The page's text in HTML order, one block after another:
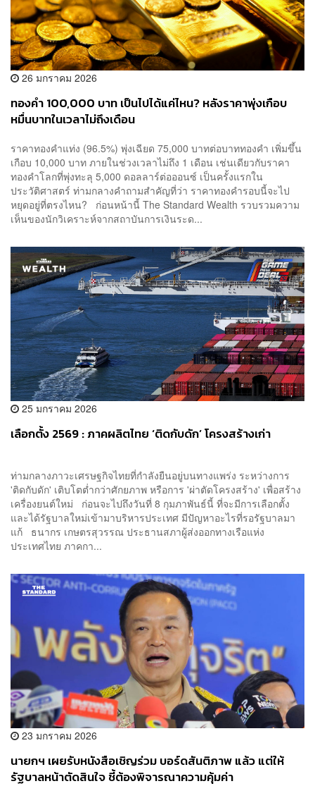
26 มกราคม 2026
ทองคำ 100,000 บาท เป็นไปได้แค่ไหน? หลังราคาพุ่งเกือบ
หมื่นบาทในเวลาไม่ถึงเดือน
ราคาทองคำแท่ง (96.5%) พุ่งเฉียด 75,000 บาทต่อบาททองคำ เพิ่มขึ้น
เกือบ 10,000 บาท ภายในช่วงเวลาไม่ถึง 1 เดือน เช่นเดียวกับราคา
ทองคำโลกที่พุ่งทะลุ 5,000 ดอลลาร์ต่อออนซ์ เป็นครั้งแรกใน
ประวัติศาสตร์ ท่ามกลางคำถามสำคัญที่ว่า ราคาทองคำรอบนี้จะไป
หยุดอยู่ที่ตรงไหน? ก่อนหน้านี้ The Standard Wealth รวบรวมความ
เห็นของนักวิเคราะห์จากสถาบันการเงินระด...
25 มกราคม 2026
เลือกตั้ง 2569 : ภาคผลิตไทย ‘ติดกับดัก’ โครงสร้างเก่า
ท่ามกลางภาวะเศรษฐกิจไทยที่กำลังยืนอยู่บนทางแพร่ง ระหว่างการ
'ติดกับดัก' เติบโตต่ำกว่าศักยภาพ หรือการ 'ผ่าตัดโครงสร้าง' เพื่อสร้าง
เครื่องยนต์ใหม่ ก่อนจะไปถึงวันที่ 8 กุมภาพันธ์นี้ ที่จะมีการเลือกตั้ง
และได้รัฐบาลใหม่เข้ามาบริหารประเทศ มีปัญหาอะไรที่รอรัฐบาลมา
แก้ ธนากร เกษตรสุวรรณ ประธานสภาผู้ส่งออกทางเรือแห่ง
ประเทศไทย ภาคกา...
23 มกราคม 2026
นายกฯ เผยรับหนังสือเชิญร่วม บอร์ดสันติภาพ แล้ว แต่ให้
รัฐบาลหน้าตัดสินใจ ชี้ต้องพิจารณาความคุ้มค่า